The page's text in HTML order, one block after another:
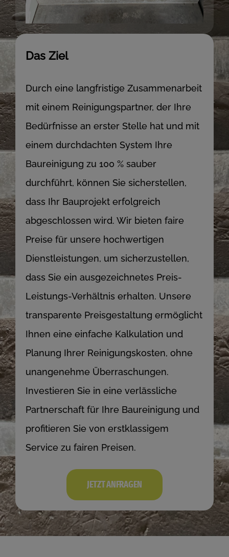
Das Ziel
Durch eine langfristige Zusammenarbeit
mit einem Reinigungspartner, der Ihre
Bedürfnisse an erster Stelle hat und mit
einem durchdachten System Ihre
Baureinigung zu 100 % sauber
durchführt, können Sie sicherstellen,
dass Ihr Bauprojekt erfolgreich
abgeschlossen wird. Wir bieten faire
Preise für unsere hochwertigen
Dienstleistungen, um sicherzustellen,
dass Sie ein ausgezeichnetes Preis-
Leistungs-Verhältnis erhalten. Unsere
transparente Preisgestaltung ermöglicht
Ihnen eine einfache Kalkulation und
Planung Ihrer Reinigungskosten, ohne
unangenehme Überraschungen.
Investieren Sie in eine verlässliche
Partnerschaft für Ihre Baureinigung und
profitieren Sie von erstklassigem
Service zu fairen Preisen.
JETZT ANFRAGEN